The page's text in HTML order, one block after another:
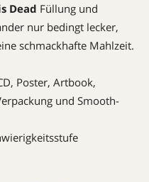
Dead Füllung und
nur bedingt lecker,
schmackhafte Mahlzeit.
Poster, Artbook,
und Smooth-